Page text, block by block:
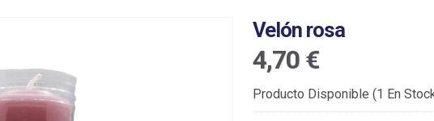
Velón rosa
4,70 €
Producto Disponible (1 En